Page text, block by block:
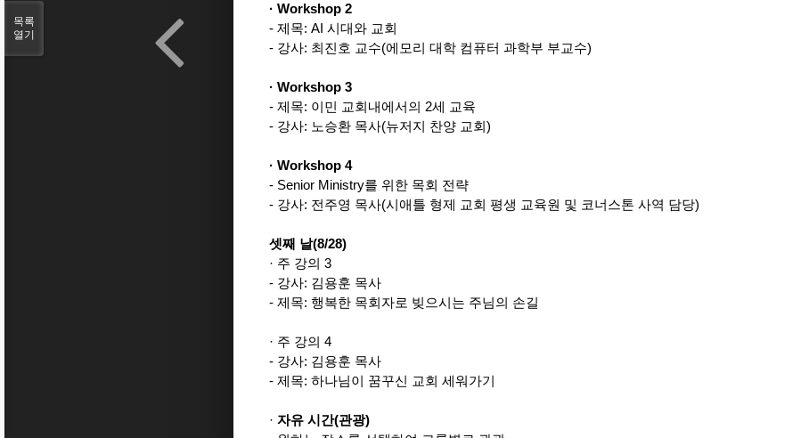
· Workshop 2
- 제목: AI 시대와 교회
- 강사: 최진호 교수(에모리 대학 컴퓨터 과학부 부교수)
· Workshop 3
- 제목: 이민 교회내에서의 2세 교육
- 강사: 노승환 목사(뉴저지 찬양 교회)
· Workshop 4
- Senior Ministry를 위한 목회 전략
- 강사: 전주영 목사(시애틀 형제 교회 평생 교육원 및 코너스톤 사역 담당)
셋째 날(8/28)
· 주 강의 3
- 강사: 김용훈 목사
- 제목: 행복한 목회자로 빚으시는 주님의 손길
· 주 강의 4
- 강사: 김용훈 목사
- 제목: 하나님이 꿈꾸신 교회 세워가기
· 자유 시간(관광)
목록
열기